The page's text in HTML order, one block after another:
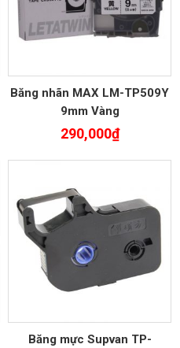
Băng nhãn MAX LM-TP509Y
9mm Vàng
290,000₫
Băng mực Supvan TP-